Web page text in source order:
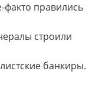
правились
строили
банкиры.